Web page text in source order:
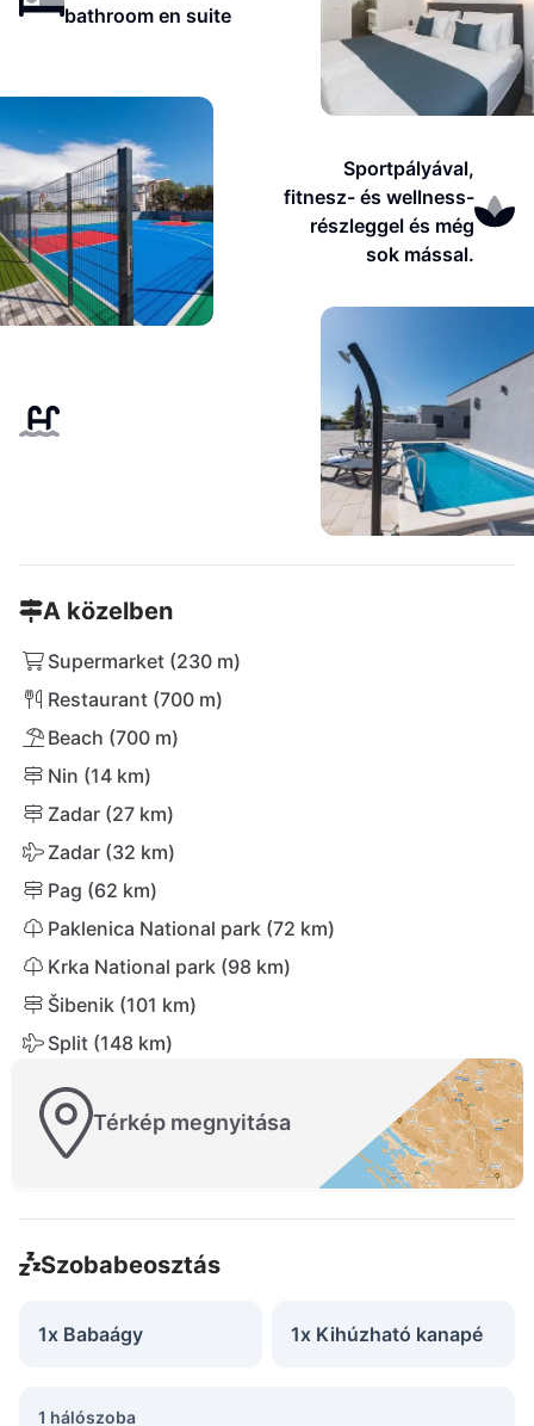
bathroom en suite
Sportpályával,
fitnesz- és wellness-
részleggel és még
sok mással.
A közelben
Supermarket (230 m)
Restaurant (700 m)
Beach (700 m)
Nin (14 km)
Zadar (27 km)
Zadar (32 km)
Pag (62 km)
Paklenica National park (72 km)
Krka National park (98 km)
Šibenik (101 km)
Split (148 km)
Térkép megnyitása
Szobabeosztás
1x Babaágy 1x Kihúzható kanapé
1 hálószoba